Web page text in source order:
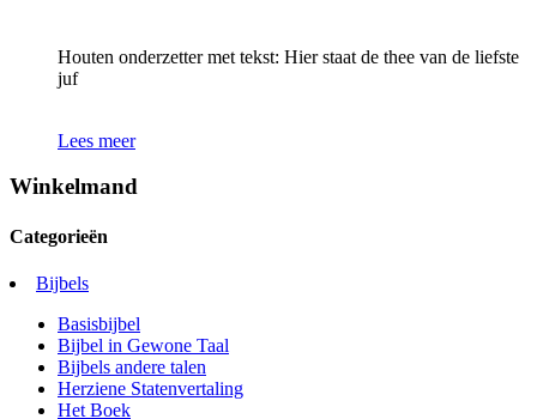
Houten onderzetter met tekst: Hier staat de thee van de liefste
juf
Lees meer
Winkelmand
Categorieën
Bijbels
Basisbijbel
Bijbel in Gewone Taal
Bijbels andere talen
Herziene Statenvertaling
Het Boek